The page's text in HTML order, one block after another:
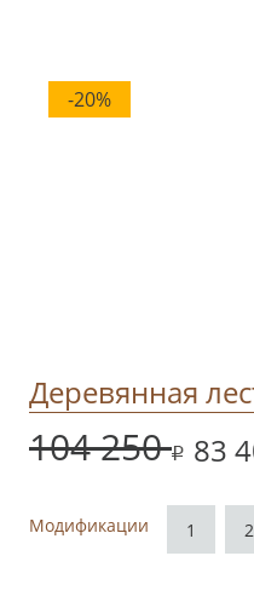
-20%
Деревянная
104 250 83
Модификации 1 2